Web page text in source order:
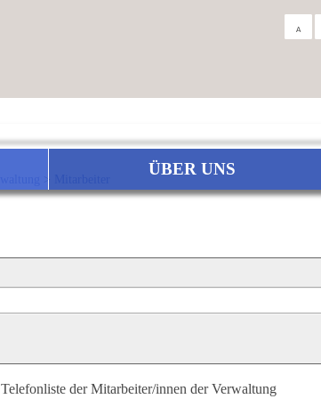
A
ÜBER UNS
Telefonliste der Mitarbeiter/innen der Verwaltung